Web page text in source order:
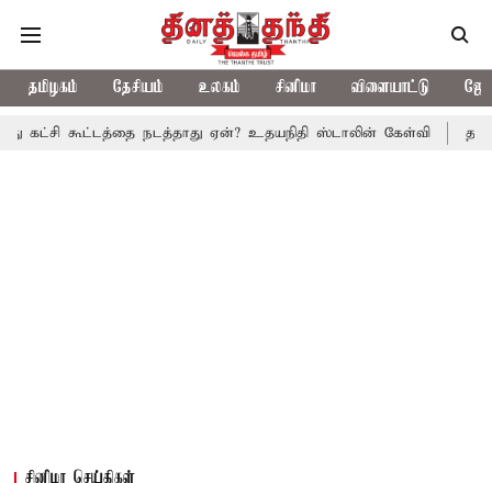
தமிழகம் தேசியம் உலகம் சினிமா விளையாட்டு
நடத்தாது ஏன்? உதயநிதி ஸ்டாலின் கேள்வி த.வெ.க. அரசின்
சினிமா செய்திகள்